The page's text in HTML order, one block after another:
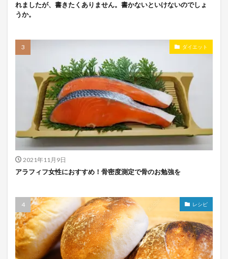
れましたが、書きたくありません。書かないといけないのでしょ
うか。
ダイエット
2021年11月9日
アラフィフ女性におすすめ！骨密度測定で骨のお勉強を
レシピ